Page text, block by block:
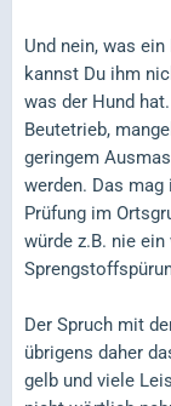
Und nein, was
kannst Du ihm
was der Hund
Beutetrieb,
geringem
werden. Das
Prüfung im
würde z.B. nie
Der Spruch mit
übrigens daher
gelb und viele